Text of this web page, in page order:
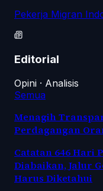
Pekerja Migran
Editorial
Opini · Analisis
Semua
Menagih
Perdagangan
Catatan 646 Hari
Diabaikan, Jalur
Harus Diketahui